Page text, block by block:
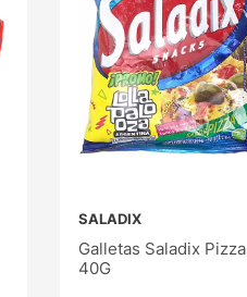
SALADIX
Galletas Saladix Pizza
40G